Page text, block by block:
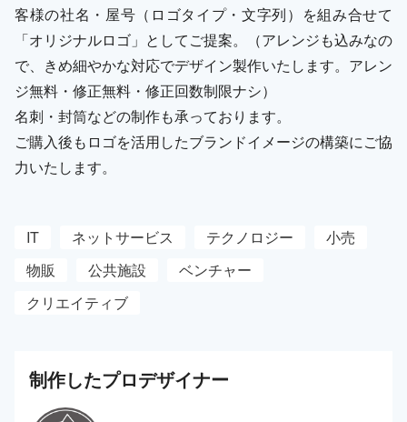
客様の社名・屋号（ロゴタイプ・文字列）を組み合せて
「オリジナルロゴ」としてご提案。（アレンジも込みなの
で、きめ細やかな対応でデザイン製作いたします。アレン
ジ無料・修正無料・修正回数制限ナシ）
名刺・封筒などの制作も承っております。
ご購入後もロゴを活用したブランドイメージの構築にご協
力いたします。
IT ネットサービス テクノロジー
小売
物販
公共施設
ベンチャー
クリエイティブ
制作したプロデザイナー